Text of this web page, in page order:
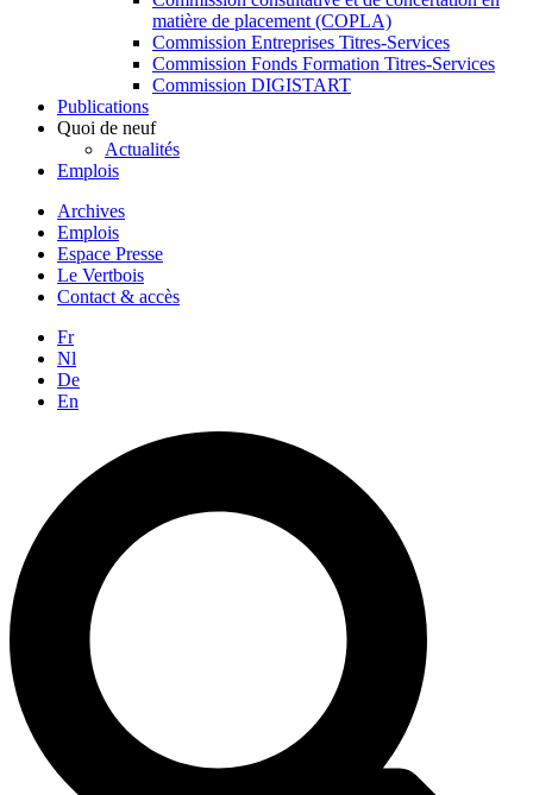
matière de placement (COPLA)
Commission Entreprises Titres-Services
Commission Fonds Formation Titres-Services
Commission DIGISTART
Publications
Quoi de neuf
Actualités
Emplois
Archives
Emplois
Espace Presse
Le Vertbois
Contact & accès
Fr
Nl
De
En